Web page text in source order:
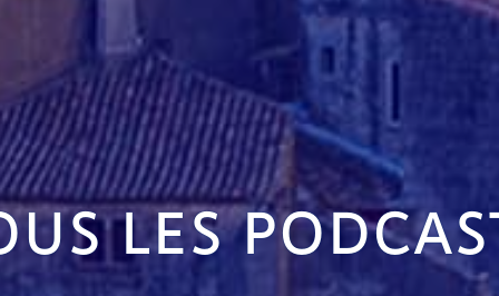
LES